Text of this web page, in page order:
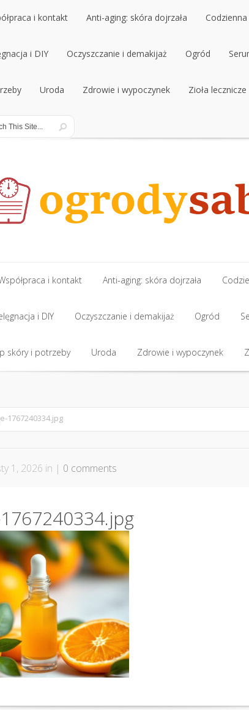
i kontakt
i kontakt
Anti-aging: skóra dojrzała
Anti-aging: skóra dojrzała
i DIY
i DIY
Oczyszczanie i demakijaż
Oczyszczanie i demakijaż
Ogród
Ogród
Uroda
Uroda
Zdrowie i wypoczynek Zioła lecznicze
i kontakt
i kontakt
Anti-aging: skóra dojrzała
Anti-aging: skóra dojrzała
i DIY
i DIY
Oczyszczanie i demakijaż
Oczyszczanie i demakijaż
Ogród
Ogród
skóry i potrzeby Uroda Zdrowie i wypoczynek
1767240334.jpg
1, 2026 in | 0 comments